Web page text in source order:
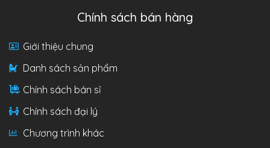
Chính sách bán hàng
Giới thiệu chung
Danh sách sản phẩm
Chính sách bán sỉ
Chính sách đại lý
Chương trình khác